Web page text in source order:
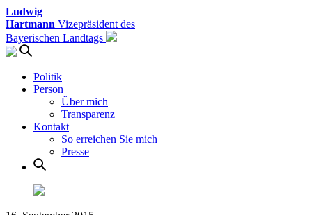
Ludwig
Hartmann Vizepräsident des
Bayerischen Landtags
Politik
Person
Über mich
Transparenz
Kontakt
So erreichen Sie mich
Presse